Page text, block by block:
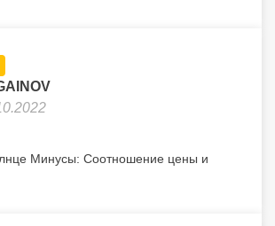
Минусы: Соотношение цены и